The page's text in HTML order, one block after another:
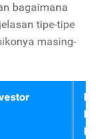
bagaimana
tipe-tipe
masing-